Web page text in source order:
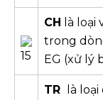
CH là
trong
EG (xử lý
TR
là